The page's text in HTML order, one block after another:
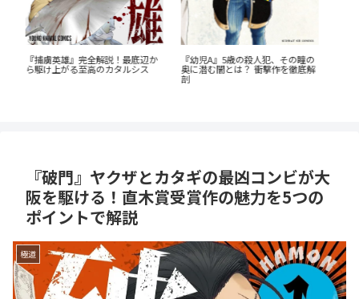
《65歳の老人が超人に！？》『山
岳超人マツオカ』のあらすじ紹
公私で変わる凄まじいギャップ
『志乃と恋』のあらすじ徹底紹
介！甘くて尊い百合の世界へ
『破門』ヤクザとカタギの最凶コンビが大
阪を駆ける！直木賞受賞作の魅力を5つの
ポイントで解説
極道